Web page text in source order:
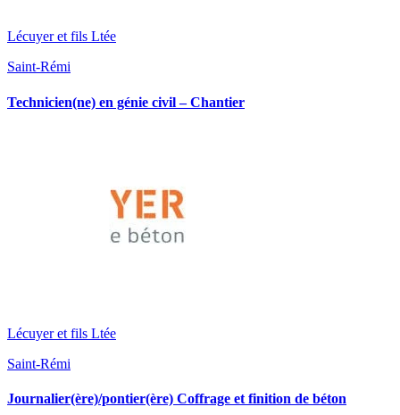
Lécuyer et fils Ltée
Saint-Rémi
Technicien(ne) en génie civil – Chantier
Lécuyer et fils Ltée
Saint-Rémi
Journalier(ère)/pontier(ère) Coffrage et finition de béton